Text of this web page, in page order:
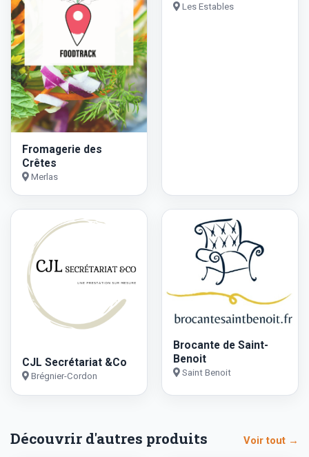
Fromagerie des
Crêtes
Merlas
Les Estables
CJL Secrétariat &Co
Brégnier-Cordon
Brocante de Saint-
Benoit
Saint Benoit
Découvrir d'autres produits Voir tout →